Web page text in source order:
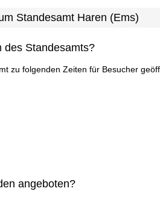
Standesamt Haren (Ems)
des Standesamts?
zu folgenden Zeiten für Besucher
angeboten?